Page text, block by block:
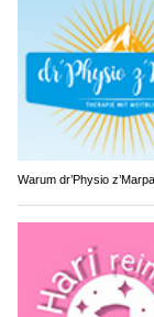
Warum dr’Physio